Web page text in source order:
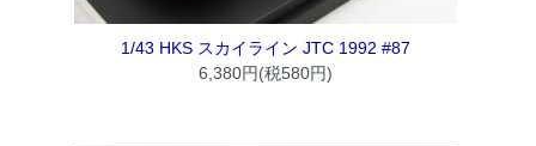
1/43 HKS スカイライン JTC 1992 #87
6,380円(税580円)